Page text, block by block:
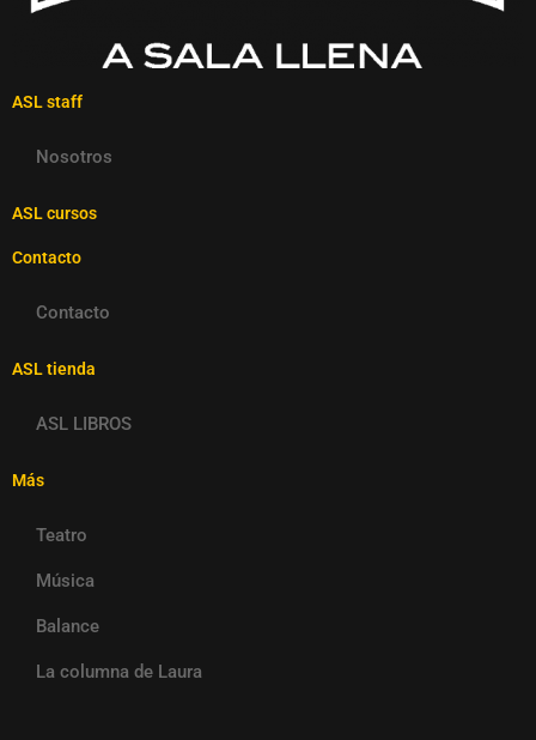
ASL staff
Nosotros
ASL cursos
Contacto
Contacto
ASL tienda
ASL LIBROS
Más
Teatro
Música
Balance
La columna de Laura